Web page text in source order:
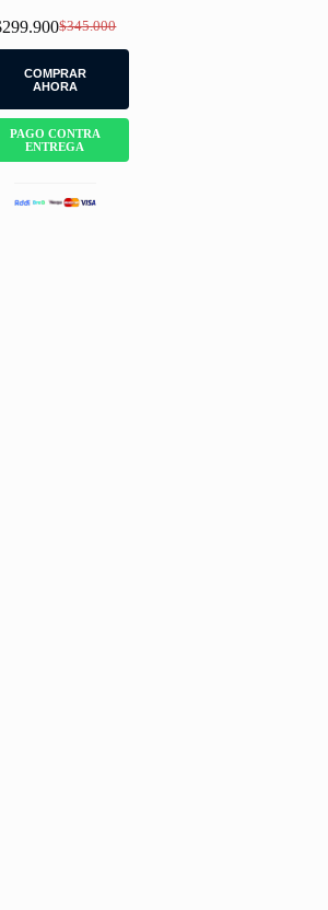
$345.000
Original
price
was:
$345.000.
299.900Current
price
is:
$299.900.
COMPRAR
AHORA
PAGO CONTRA
ENTREGA